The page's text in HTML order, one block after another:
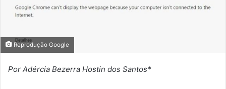
Reprodução Google
Por Adércia Bezerra Hostin dos Santos*